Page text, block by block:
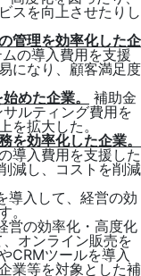
スを向上させたりし
管理を効率化した企
の導入費用を支援
になり、顧客満足度
めた企業。
補助金
ルティング費用を
を拡大した。
を効率化した企業。
導入費用を支援した
減し、コストを削減
導入して、経営の効
。
営の効率化・高度化
オンライン販売を
CRMツールを導入
業等を対象とした補